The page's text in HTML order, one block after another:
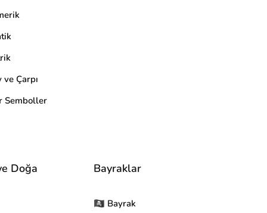
Çarpı
Doğa Bayraklar
🏴‍☠ Bayrak